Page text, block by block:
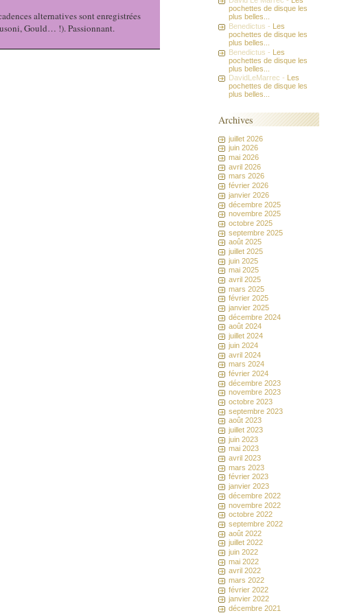
alternatives sont enregistrées
Gould… !). Passionnant.
pochettes de disque les
plus belles...
Benedictus - Les
pochettes de disque les
plus belles...
Benedictus - Les
pochettes de disque les
plus belles...
DavidLeMarrec -
Les
pochettes de disque les
plus belles...
Archives
juillet 2026
juin 2026
mai 2026
avril 2026
mars 2026
février 2026
janvier 2026
décembre 2025
novembre 2025
octobre 2025
septembre 2025
août 2025
juillet 2025
juin 2025
mai 2025
avril 2025
mars 2025
février 2025
janvier 2025
décembre 2024
août 2024
juillet 2024
juin 2024
avril 2024
mars 2024
février 2024
décembre 2023
novembre 2023
octobre 2023
septembre 2023
août 2023
juillet 2023
juin 2023
mai 2023
avril 2023
mars 2023
février 2023
janvier 2023
décembre 2022
novembre 2022
octobre 2022
septembre 2022
août 2022
juillet 2022
juin 2022
mai 2022
avril 2022
mars 2022
février 2022
janvier 2022
décembre 2021